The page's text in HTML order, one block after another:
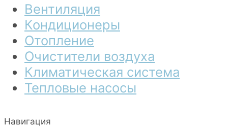
Вентиляция
Кондиционеры
Отопление
Очистители воздуха
Климатическая система
Тепловые насосы
Навигация